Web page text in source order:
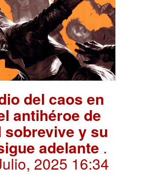
del caos en
antihéroe de
sobrevive y su
adelante .
2025 16:34